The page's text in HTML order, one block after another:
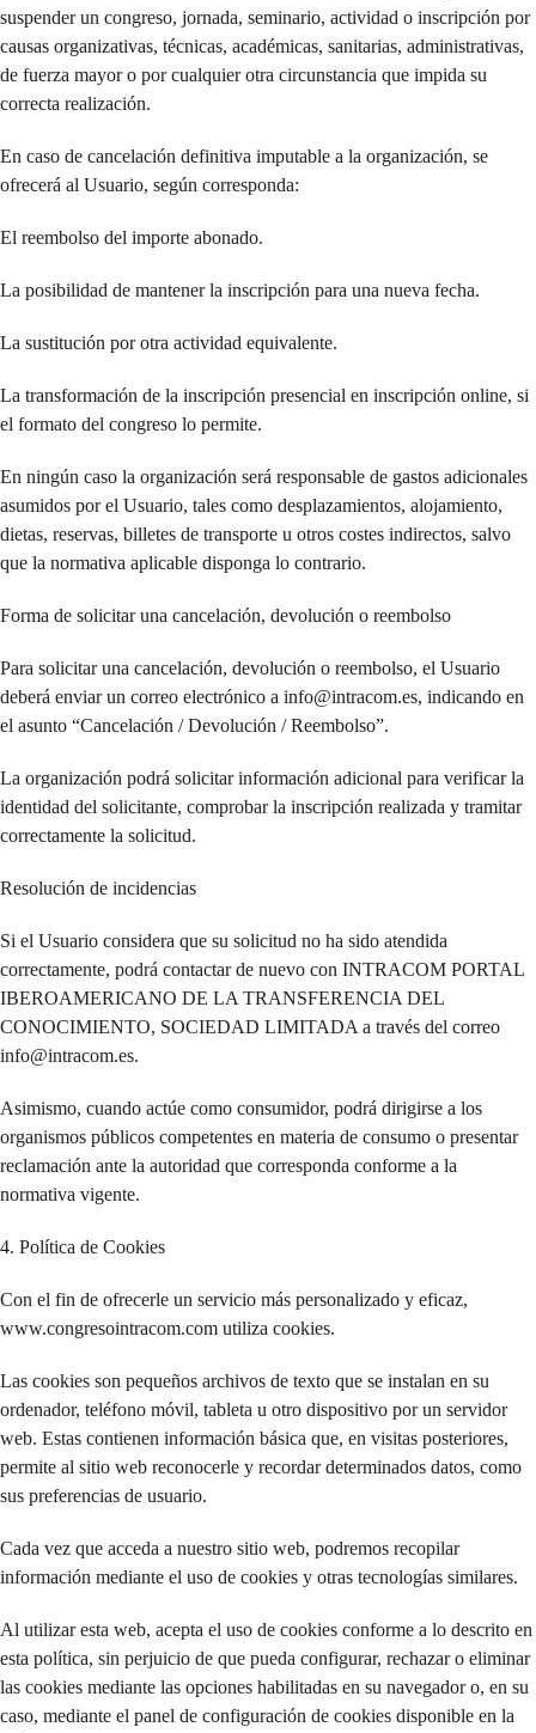
suspender un congreso, jornada, seminario, actividad o inscripción por
causas organizativas, técnicas, académicas, sanitarias, administrativas,
de fuerza mayor o por cualquier otra circunstancia que impida su
correcta realización.
En caso de cancelación definitiva imputable a la organización, se
ofrecerá al Usuario, según corresponda:
El reembolso del importe abonado.
La posibilidad de mantener la inscripción para una nueva fecha.
La sustitución por otra actividad equivalente.
La transformación de la inscripción presencial en inscripción online, si
el formato del congreso lo permite.
En ningún caso la organización será responsable de gastos adicionales
asumidos por el Usuario, tales como desplazamientos, alojamiento,
dietas, reservas, billetes de transporte u otros costes indirectos, salvo
que la normativa aplicable disponga lo contrario.
Forma de solicitar una cancelación, devolución o reembolso
Para solicitar una cancelación, devolución o reembolso, el Usuario
deberá enviar un correo electrónico a info@intracom.es, indicando en
el asunto “Cancelación / Devolución / Reembolso”.
La organización podrá solicitar información adicional para verificar la
identidad del solicitante, comprobar la inscripción realizada y tramitar
correctamente la solicitud.
Resolución de incidencias
Si el Usuario considera que su solicitud no ha sido atendida
correctamente, podrá contactar de nuevo con INTRACOM PORTAL
IBEROAMERICANO DE LA TRANSFERENCIA DEL
CONOCIMIENTO, SOCIEDAD LIMITADA a través del correo
info@intracom.es.
Asimismo, cuando actúe como consumidor, podrá dirigirse a los
organismos públicos competentes en materia de consumo o presentar
reclamación ante la autoridad que corresponda conforme a la
normativa vigente.
4. Política de Cookies
Con el fin de ofrecerle un servicio más personalizado y eficaz,
www.congresointracom.com utiliza cookies.
Las cookies son pequeños archivos de texto que se instalan en su
ordenador, teléfono móvil, tableta u otro dispositivo por un servidor
web. Estas contienen información básica que, en visitas posteriores,
permite al sitio web reconocerle y recordar determinados datos, como
sus preferencias de usuario.
Cada vez que acceda a nuestro sitio web, podremos recopilar
información mediante el uso de cookies y otras tecnologías similares.
Al utilizar esta web, acepta el uso de cookies conforme a lo descrito en
esta política, sin perjuicio de que pueda configurar, rechazar o eliminar
las cookies mediante las opciones habilitadas en su navegador o, en su
caso, mediante el panel de configuración de cookies disponible en la